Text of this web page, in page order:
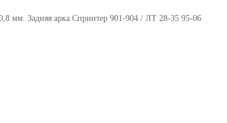
мм. Задняя арка Спринтер 901-904 / ЛТ 28-35 95-06